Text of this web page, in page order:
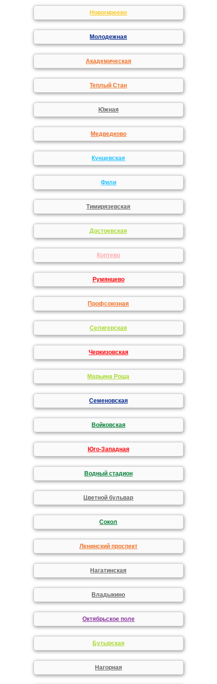
Новогиреево
Молодежная
Академическая
Теплый Стан
Южная
Медведково
Кунцевская
Фили
Тимирязевская
Достоевская
Коптево
Румянцево
Профсоюзная
Селигерская
Черкизовская
Марьина Роща
Семеновская
Войковская
Юго-Западная
Водный стадион
Цветной бульвар
Сокол
Ленинский проспект
Нагатинская
Владыкино
Октябрьское поле
Бутырская
Нагорная